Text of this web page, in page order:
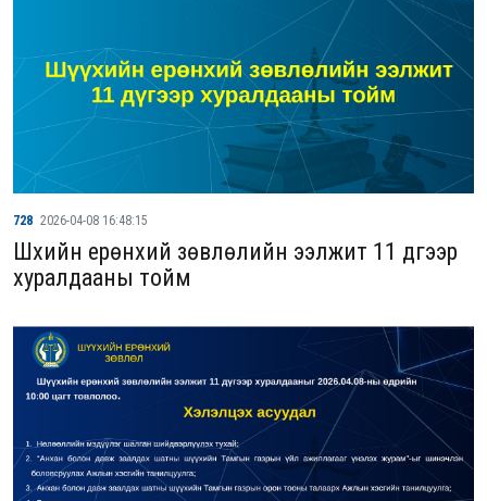
728 2026-04-08 16:48:15
Шүүхийн ерөнхий зөвлөлийн ээлжит 11 дүгээр
хуралдааны тойм